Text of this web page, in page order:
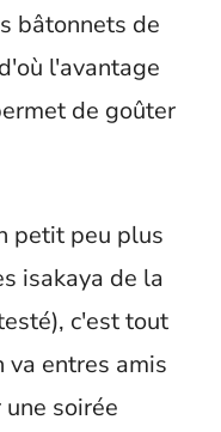
bâtonnets de
l'avantage
de goûter
petit peu plus
isakaya de la
c'est tout
va entres amis
soirée